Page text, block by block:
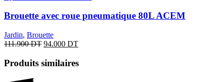
Brouette avec roue pneumatique 80L ACEM
Jardin, Brouette
111.900DT 94.000 DT
Produits similaires